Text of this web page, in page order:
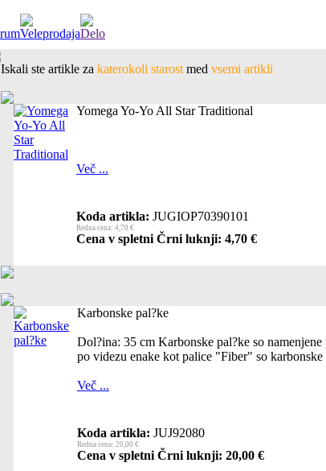
Iskali ste artikle za katerokoli starost med vsemi artikli
Yomega Yo-Yo All Star Traditional
Več ...
Koda artikla: JUGIOP70390101
Redna cena: 4,70 €
Cena v spletni Črni luknji: 4,70 €
Karbonske pal?ke
Dol?ina: 35 cm Karbonske pal?ke so
po videzu enake kot palice "Fiber" so
Več ...
Koda artikla: JUJ92080
Redna cena: 20,00 €
Cena v spletni Črni luknji: 20,00 €